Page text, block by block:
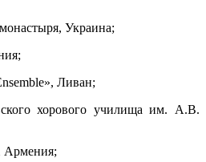
Украина;
Ливан;
хорового училища им. А.В.
Армения;